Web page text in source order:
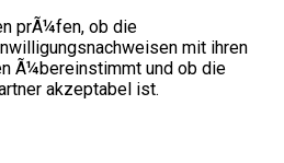
prÃ¼fen, ob die
mit ihren
Ã¼bereinstimmt und ob die
akzeptabel ist.